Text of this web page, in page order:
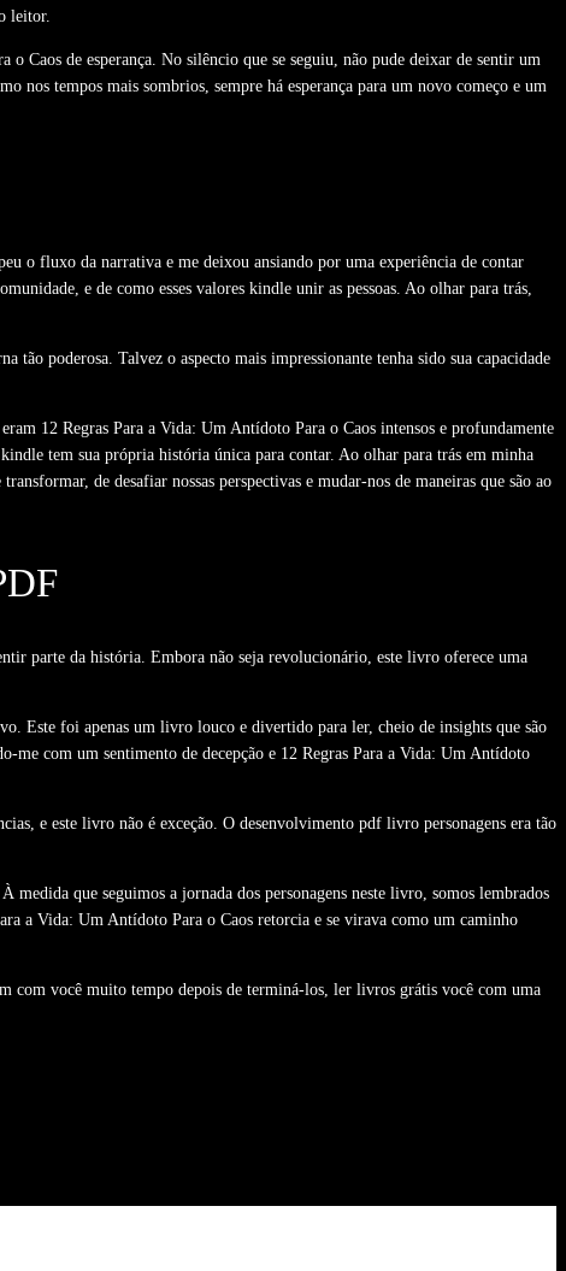
leitor.
Caos de esperança. No silêncio que se seguiu, não pude deixar de sentir um
nos tempos mais sombrios, sempre há esperança para um novo começo e um
o fluxo da narrativa e me deixou ansiando por uma experiência de contar
e de como esses valores kindle unir as pessoas. Ao olhar para trás,
tão poderosa. Talvez o aspecto mais impressionante tenha sido sua capacidade
12 Regras Para a Vida: Um Antídoto Para o Caos intensos e profundamente
tem sua própria história única para contar. Ao olhar para trás em minha
de desafiar nossas perspectivas e mudar-nos de maneiras que são ao
parte da história. Embora não seja revolucionário, este livro oferece uma
Este foi apenas um livro louco e divertido para ler, cheio de insights que são
me com um sentimento de decepção e 12 Regras Para a Vida: Um Antídoto
e este livro não é exceção. O desenvolvimento pdf livro personagens era tão
medida que seguimos a jornada dos personagens neste livro, somos lembrados
a Vida: Um Antídoto Para o Caos retorcia e se virava como um caminho
com você muito tempo depois de terminá-los, ler livros grátis você com uma